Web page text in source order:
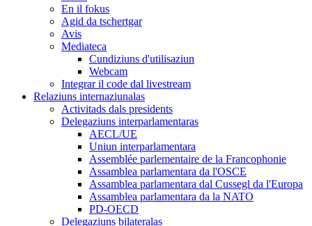
En il fokus
Agid da tschertgar
Avis
Mediateca
Cundiziuns d'utilisaziun
Webcam
Integrar il code dal livestream
Relaziuns internaziunalas
Activitads dals presidents
Delegaziuns interparlamentaras
AECL/UE
Uniun interparlamentara
Assemblée parlementaire de la Francophonie
Assamblea parlamentara da l'OSCE
Assamblea parlamentara dal Cussegl da l'Europa
Assamblea parlamentara da la NATO
PD-OECD
Delegaziuns bilateralas